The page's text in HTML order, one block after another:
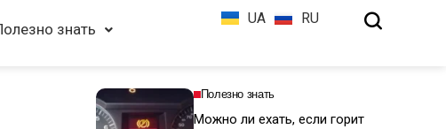
знать
UA RU
Полезно знать
Можно ли ехать, если горит